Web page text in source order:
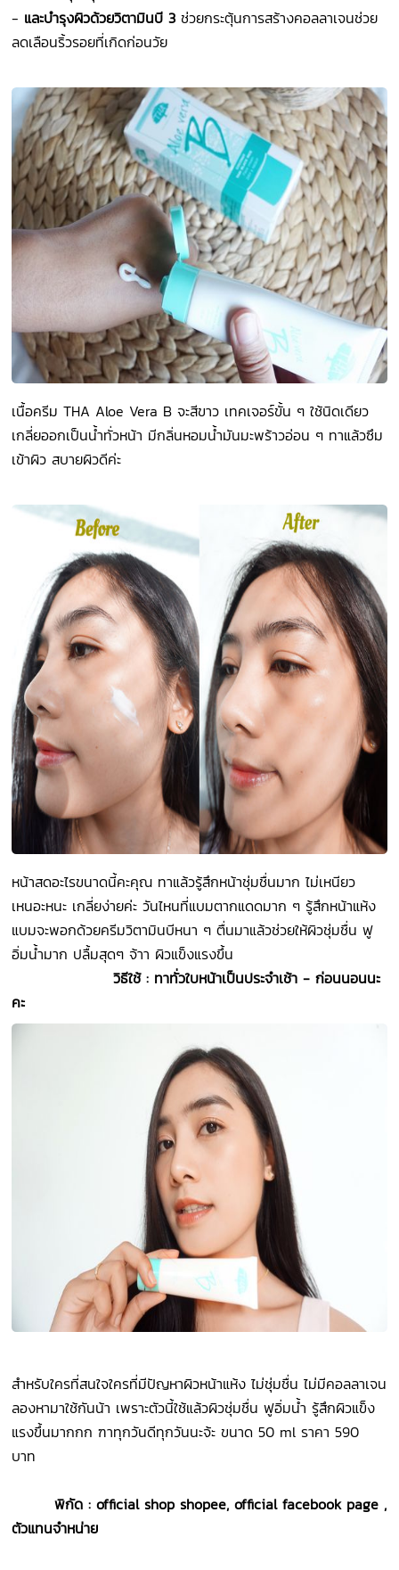
- และบำรุงผิวด้วยวิตามินบี 3 ช่วยกระตุ้นการสร้างคอลลาเจนช่วย
ลดเลือนริ้วรอยที่เกิดก่อนวัย
เนื้อครีม THA Aloe Vera B จะสีขาว เทคเจอร์ขั้น ๆ ใช้นิดเดียว
เกลี่ยออกเป็นน้ำทั่วหน้า มีกลิ่นหอมน้ำมันมะพร้าวอ่อน ๆ ทาแล้วซึม
เข้าผิว สบายผิวดีค่ะ
หน้าสดอะไรขนาดนี้คะคุณ ทาแล้วรู้สึกหน้าชุ่มชื่นมาก ไม่เหนียว
เหนอะหนะ เกลี่ยง่ายค่ะ วันไหนที่แบมตากแดดมาก ๆ รู้สึกหน้าแห้ง
แบมจะพอกด้วยครีมวิตามินบีหนา ๆ ตื่นมาแล้วช่วยให้ผิวชุ่มชื่น ฟู
อิ่มน้ำมาก ปลื้มสุดๆ จ้าา ผิวแข็งแรงขึ้น
วิธีใช้ : ทาทั่วใบหน้าเป็นประจำเช้า - ก่อนนอนนะ
คะ
สำหรับใครที่สนใจใครที่มีปัญหาผิวหน้าแห้ง ไม่ชุ่มชื่น ไม่มีคอลลาเจน
ลองหามาใช้กันน้า เพราะตัวนี้ใช้แล้วผิวชุ่มชื่น ฟูอิ่มน้ำ รู้สึกผิวแข็ง
แรงขึ้นมากกก ฑาทุกวันดีทุกวันนะจ้ะ ขนาด 50 ml ราคา 590
บาท
พิกัด : official shop shopee, official facebook page ,
ตัวแทนจำหน่าย